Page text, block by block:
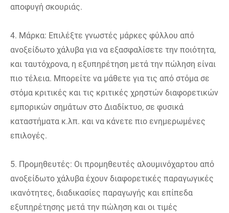
αποφυγή σκουριάς.
4. Μάρκα: Επιλέξτε γνωστές μάρκες φύλλου από
ανοξείδωτο χάλυβα για να εξασφαλίσετε την ποιότητα,
και ταυτόχρονα, η εξυπηρέτηση μετά την πώληση είναι
πιο τέλεια. Μπορείτε να μάθετε για τις από στόμα σε
στόμα κριτικές και τις κριτικές χρηστών διαφορετικών
εμπορικών σημάτων στο Διαδίκτυο, σε φυσικά
καταστήματα κ.λπ. και να κάνετε πιο ενημερωμένες
επιλογές.
5. Προμηθευτές: Οι προμηθευτές αλουμινόχαρτου από
ανοξείδωτο χάλυβα έχουν διαφορετικές παραγωγικές
ικανότητες, διαδικασίες παραγωγής και επίπεδα
εξυπηρέτησης μετά την πώληση και οι τιμές